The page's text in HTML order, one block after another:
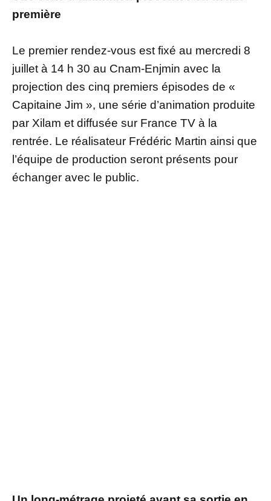
première
Le premier rendez-vous est fixé au mercredi 8
juillet à 14 h 30 au Cnam-Enjmin avec la
projection des cinq premiers épisodes de «
Capitaine Jim », une série d’animation produite
par Xilam et diffusée sur France TV à la
rentrée. Le réalisateur Frédéric Martin ainsi que
l’équipe de production seront présents pour
échanger avec le public.